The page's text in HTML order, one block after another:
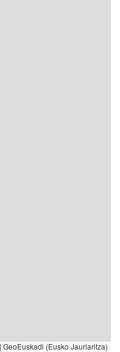
| GeoEuskadi (Eusko Jaurlaritza)